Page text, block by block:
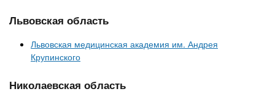
Львовская область
Львовская медицинская академия им. Андрея
Крупинского
Николаевская область